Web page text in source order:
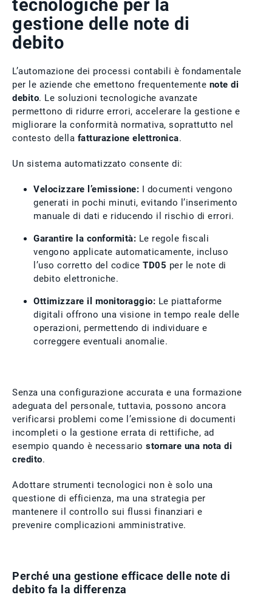
tecnologiche per la
gestione delle note di
debito
L’automazione dei processi contabili è fondamentale
per le aziende che emettono frequentemente note di
debito. Le soluzioni tecnologiche avanzate
permettono di ridurre errori, accelerare la gestione e
migliorare la conformità normativa, soprattutto nel
contesto della fatturazione elettronica.
Un sistema automatizzato consente di:
Velocizzare l’emissione: I documenti vengono
generati in pochi minuti, evitando l’inserimento
manuale di dati e riducendo il rischio di errori.
Garantire la conformità: Le regole fiscali
vengono applicate automaticamente, incluso
l’uso corretto del codice TD05 per le note di
debito elettroniche.
Ottimizzare il monitoraggio: Le piattaforme
digitali offrono una visione in tempo reale delle
operazioni, permettendo di individuare e
correggere eventuali anomalie.
Senza una configurazione accurata e una formazione
adeguata del personale, tuttavia, possono ancora
verificarsi problemi come l’emissione di documenti
incompleti o la gestione errata di rettifiche, ad
esempio quando è necessario stornare una nota di
credito.
Adottare strumenti tecnologici non è solo una
questione di efficienza, ma una strategia per
mantenere il controllo sui flussi finanziari e
prevenire complicazioni amministrative.
Perché una gestione efficace delle note di
debito fa la differenza